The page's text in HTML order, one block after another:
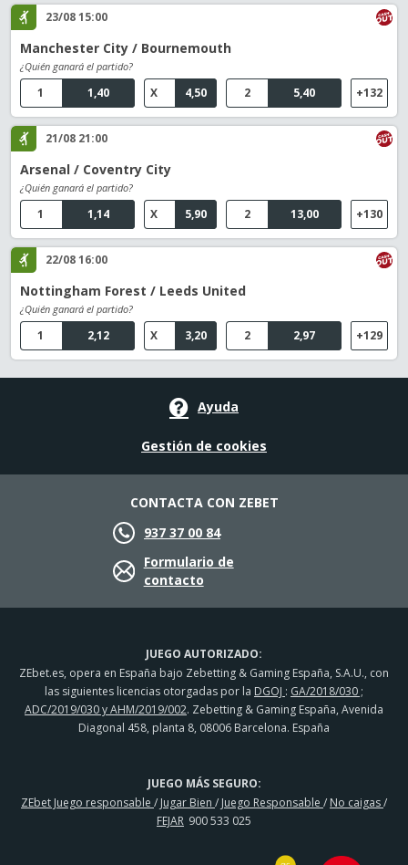
23/08 15:00
Manchester City / Bournemouth
¿Quién ganará el partido?
1,40
1 4,50
X 5,40
2 +132
21/08 21:00
Arsenal / Coventry City
¿Quién ganará el partido?
1,14
1 5,90
X 13,00
2 +130
22/08 16:00
Nottingham Forest / Leeds United
¿Quién ganará el partido?
2,12
1 3,20
X 2,97
2 +129
JUEGO AUTORIZADO:
ZEbet.es, opera en España bajo Zebetting & Gaming España, S.A.U., con
las siguientes licencias otorgadas por la DGOJ : GA/2018/030 ;
ADC/2019/030 y AHM/2019/002. Zebetting & Gaming España, Avenida
Diagonal 458, planta 8, 08006 Barcelona. España
JUEGO MÁS SEGURO:
ZEbet Juego responsable / Jugar Bien / Juego Responsable / No caigas/
FEJAR 900 533 025
Ayuda
Gestión de cookies
CONTACTA CON ZEBET
937 37 00 84
Formulario de
contacto